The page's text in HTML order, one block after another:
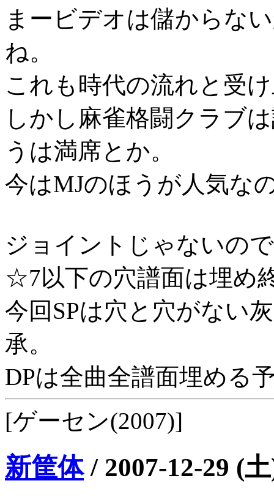
まービデオは儲からな
ね。
これも時代の流れと受
しかし麻雀格闘クラブ
うは満席とか。
今はMJのほうが人気な
ジョイントじゃないの
☆7以下の穴譜面は埋め
今回SPは穴と穴がない
承。
DPは全曲全譜面埋める
[ゲーセン(2007)]
新筐体/ 2007-12-29 (